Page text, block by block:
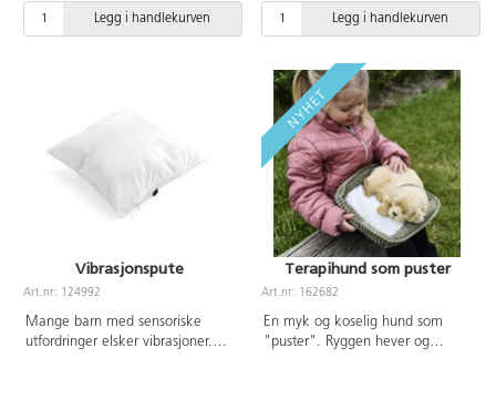
Legg i handlekurven
legges inni. Dette virker svært
avslappende og vekker
Innholdet i posen består av
granulat av PE-plast. En blå pose
følger også med, som kan fylles
med valgfritt materiale. Mål:
47 cm. Materiale: syntetisk fiber,
akryl, polyester. Vask: håndvask
30 °C. Fra 1 år.
Legg i handlekurven
Vibrasjonspute
Art.nr: 124992
Mange barn med sensoriske
utfordringer elsker vibrasjoner.
Terapihund som puster
Art.nr: 162682
En myk og koselig hund som
"puster". Ryggen hever og